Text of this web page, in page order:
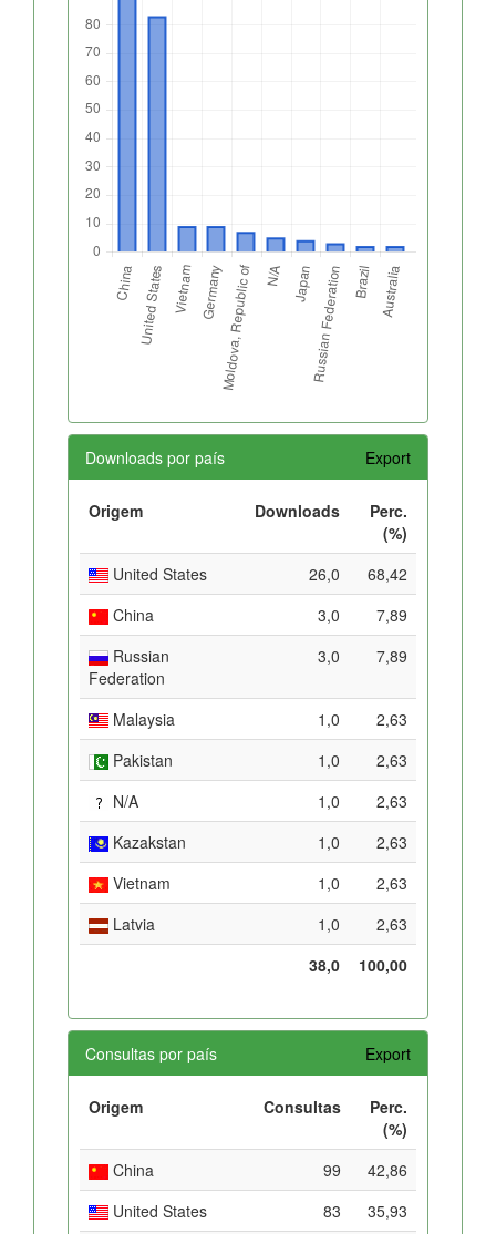
Downloads por país Export
Origem Downloads
Perc.
(%)
United States
26,0
68,42
China
3,0
7,89
Russian
Federation
3,0 7,89
Malaysia 1,0
2,63
Pakistan
1,0
2,63
N/A
1,0
2,63
Kazakstan
1,0
2,63
Vietnam
1,0
2,63
Latvia
1,0
2,63
38,0
100,00
Consultas por país Export
Origem Consultas
Perc.
(%)
China
99
42,86
United States
83
35,93